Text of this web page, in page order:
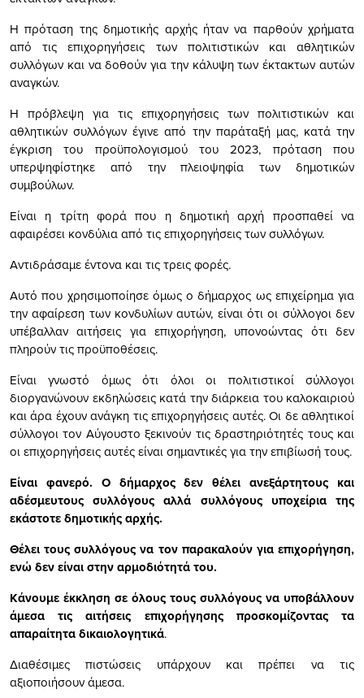
Η πρόταση της δημοτικής αρχής ήταν να παρθούν χρήματα
από τις επιχορηγήσεις των πολιτιστικών και αθλητικών
συλλόγων και να δοθούν για την κάλυψη των έκτακτων αυτών
αναγκών.
Η πρόβλεψη για τις επιχορηγήσεις των πολιτιστικών και
αθλητικών συλλόγων έγινε από την παράταξή μας, κατά την
έγκριση του προϋπολογισμού του 2023, πρόταση που
υπερψηφίστηκε από την πλειοψηφία των δημοτικών
συμβούλων.
Είναι η τρίτη φορά που η δημοτική αρχή προσπαθεί να
αφαιρέσει κονδύλια από τις επιχορηγήσεις των συλλόγων.
Αντιδράσαμε έντονα και τις τρεις φορές.
Αυτό που χρησιμοποίησε όμως ο δήμαρχος ως επιχείρημα για
την αφαίρεση των κονδυλίων αυτών, είναι ότι οι σύλλογοι δεν
υπέβαλλαν αιτήσεις για επιχορήγηση, υπονοώντας ότι δεν
πληρούν τις προϋποθέσεις.
Είναι γνωστό όμως ότι όλοι οι πολιτιστικοί σύλλογοι
διοργανώνουν εκδηλώσεις κατά την διάρκεια του καλοκαιριού
και άρα έχουν ανάγκη τις επιχορηγήσεις αυτές. Οι δε αθλητικοί
σύλλογοι τον Αύγουστο ξεκινούν τις δραστηριότητές τους και
οι επιχορηγήσεις αυτές είναι σημαντικές για την επιβίωσή τους.
Είναι φανερό. Ο δήμαρχος δεν θέλει ανεξάρτητους και
αδέσμευτους συλλόγους αλλά συλλόγους υποχείρια της
εκάστοτε δημοτικής αρχής.
Θέλει τους συλλόγους να τον παρακαλούν για επιχορήγηση,
ενώ δεν είναι στην αρμοδιότητά του.
Κάνουμε έκκληση σε όλους τους συλλόγους να υποβάλλουν
άμεσα τις αιτήσεις επιχορήγησης προσκομίζοντας τα
απαραίτητα δικαιολογητικά.
Διαθέσιμες πιστώσεις υπάρχουν και πρέπει να τις
αξιοποιήσουν άμεσα.